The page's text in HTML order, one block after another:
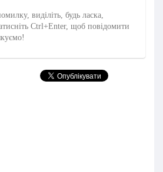
виділіть, будь ласка,
Ctrl+Enter, щоб повідомити